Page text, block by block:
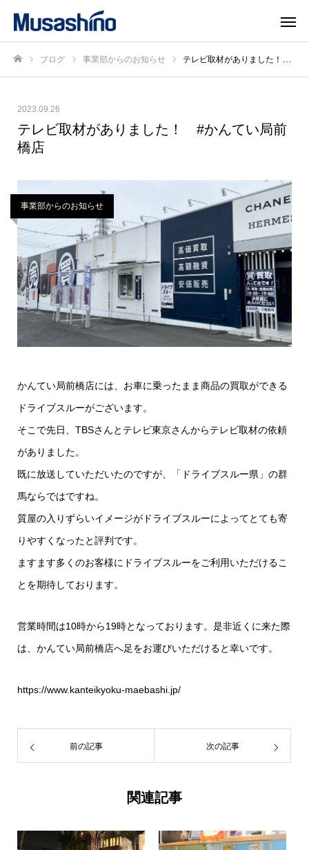
ブログ 事業部からのお知らせ テレビ取材がありました！ #かんてい局前橋店
2023.09.26
テレビ取材がありました！ #かんてい局前
橋店
事業部からのお知らせ
かんてい局前橋店には、お車に乗ったまま商品の買取ができる
ドライブスルーがございます。
そこで先日、TBSさんとテレビ東京さんからテレビ取材の依頼
がありました。
既に放送していただいたのですが、「ドライブスルー県」の群
馬ならではですね。
質屋の入りずらいイメージがドライブスルーによってとても寄
りやすくなったと評判です。
ますます多くのお客様にドライブスルーをご利用いただけるこ
とを期待しております。
営業時間は10時から19時となっております。是非近くに来た際
は、かんてい局前橋店へ足をお運びいただけると幸いです。
https://www.kanteikyoku-maebashi.jp/
前の記事 次の記事
関連記事